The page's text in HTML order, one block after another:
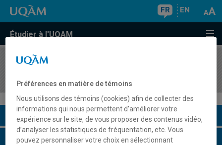
FR EN
Étudier à l'UQAM
COURS//
Description du cours
Horaire - Été 2026
Préférences en matière de témoins
Nous utilisons des témoins (cookies) afin de collecter des
informations qui nous permettent d’améliorer votre
expérience sur le site, de vous proposer des contenus vidéo,
d’analyser les statistiques de fréquentation, etc. Vous
pouvez personnaliser votre choix en sélectionnant